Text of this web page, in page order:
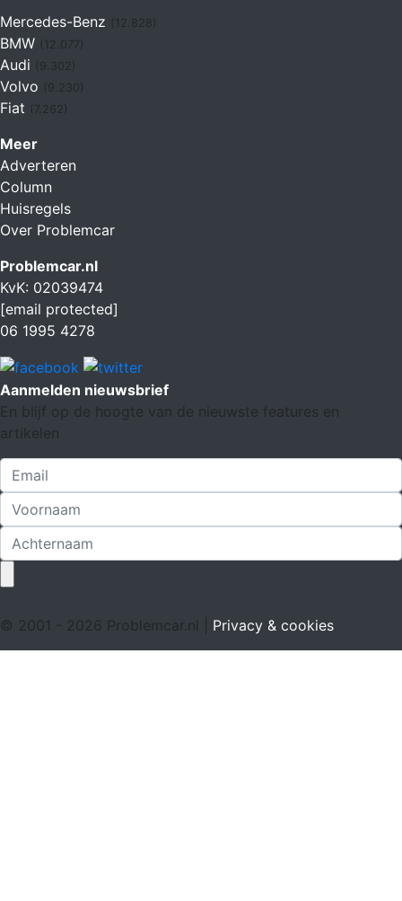
Mercedes-Benz
BMW
Audi
Volvo
Fiat (7.262)
Meer
Adverteren
Column
Huisregels
Over Problemcar
Problemcar.nl
KvK: 02039474
[email protected]
06 1995 4278
Aanmelden nieuwsbrief
En blijf op de hoogte van de nieuwste features en
artikelen
© 2001 - 2026 Problemcar.nl | Privacy & cookies